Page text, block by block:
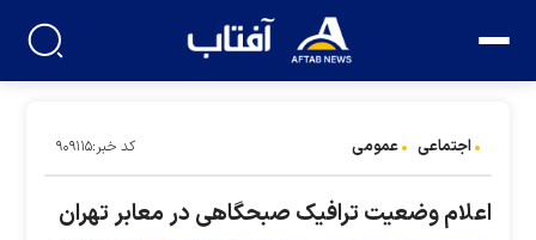
اجتماعی عمومی کد خبر:۹۰۹۱۱۵
اعلام وضعیت ترافیک صبحگاهی در معابر تهران